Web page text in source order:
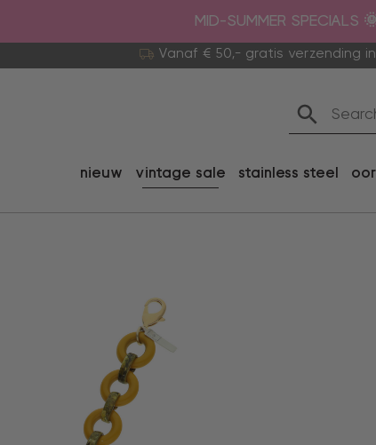
MID-SUMMER SPECIALS
Vanaf € 50,- gratis verzending in
nieuw vintage sale stainless steel